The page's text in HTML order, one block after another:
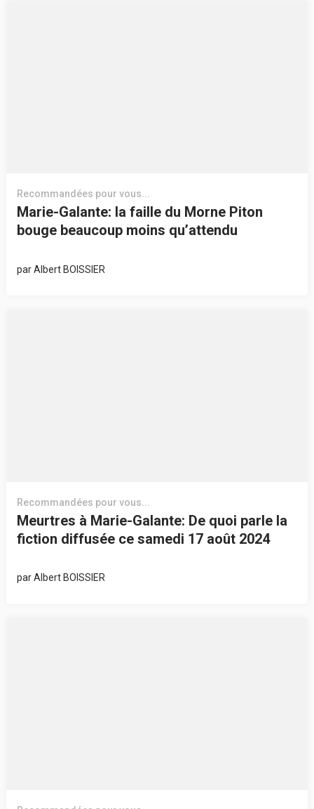
Recommandées pour vous...
Marie-Galante: la faille du Morne Piton
bouge beaucoup moins qu’attendu
parAlbert BOISSIER
Recommandées pour vous...
Meurtres à Marie-Galante: De quoi parle la
fiction diffusée ce samedi 17 août 2024
parAlbert BOISSIER